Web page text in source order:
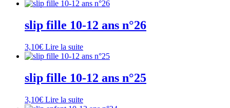
slip fille 10-12 ans n°26
3,10€ Lire la suite
slip fille 10-12 ans n°25
3,10€ Lire la suite